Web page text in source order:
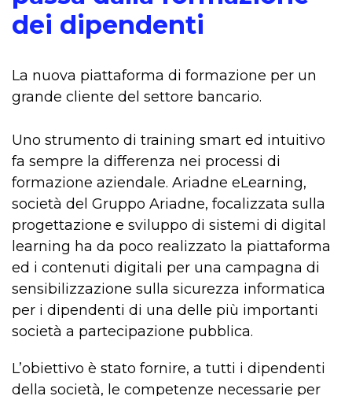
dei dipendenti
La nuova piattaforma di formazione per un
grande cliente del settore bancario.
Uno strumento di training smart ed intuitivo
fa sempre la differenza nei processi di
formazione aziendale. Ariadne eLearning,
società del Gruppo Ariadne, focalizzata sulla
progettazione e sviluppo di sistemi di digital
learning ha da poco realizzato la piattaforma
ed i contenuti digitali per una campagna di
sensibilizzazione sulla sicurezza informatica
per i dipendenti di una delle più importanti
società a partecipazione pubblica.
L’obiettivo è stato fornire, a tutti i dipendenti
della società, le competenze necessarie per